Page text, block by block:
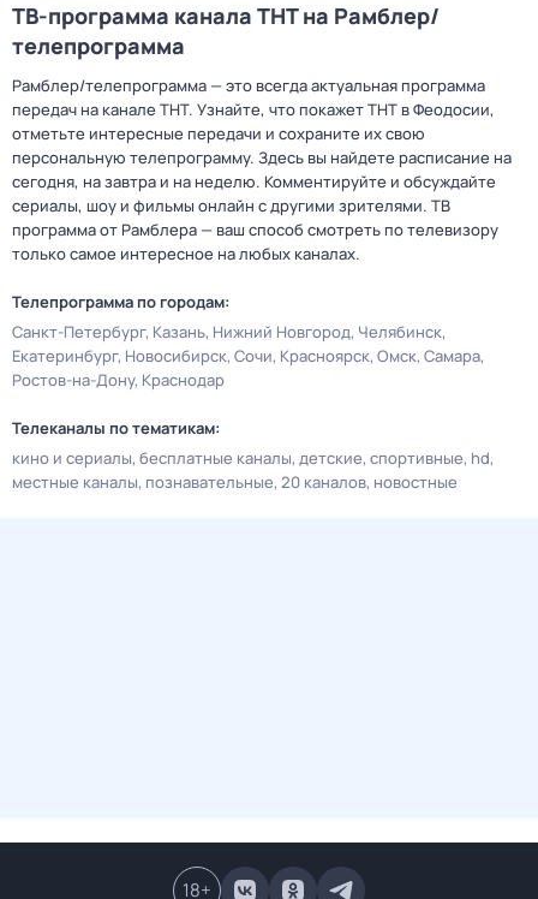
ТВ-программа канала ТНТ на Рамблер/
телепрограмма
Рамблер/телепрограмма — это всегда актуальная программа
передач на канале ТНТ. Узнайте, что покажет ТНТ в Феодосии,
отметьте интересные передачи и сохраните их свою
персональную телепрограмму. Здесь вы найдете расписание на
сегодня, на завтра и на неделю. Комментируйте и обсуждайте
сериалы, шоу и фильмы онлайн с другими зрителями. ТВ
программа от Рамблера — ваш способ смотреть по телевизору
только самое интересное на любых каналах.
Телепрограмма по городам:
Санкт-Петербург Казань Нижний Новгород Челябинск
Екатеринбург Новосибирск Сочи Красноярск Омск Самара
Ростов-на-Дону Краснодар
Телеканалы по тематикам:
кино и сериалы бесплатные каналы детские спортивные hd
местные каналы познавательные 20 каналов новостные
18+